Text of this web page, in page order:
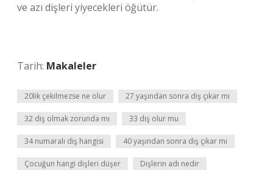
ve azı dişleri yiyecekleri öğütür.
Tarih: Makaleler
20lik çekilmezse ne olur 27 yaşından sonra diş çıkar mı
32 diş olmak zorunda mı 33 diş olur mu
34 numaralı diş hangisi 40 yaşından sonra diş çıkar mı
Çocuğun hangi dişleri düşer Dişlerin adı nedir